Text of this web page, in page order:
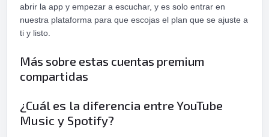
abrir la app y empezar a escuchar, y es solo entrar en
nuestra plataforma para que escojas el plan que se ajuste a
ti y listo.
Más sobre estas cuentas premium
compartidas
¿Cuál es la diferencia entre YouTube
Music y Spotify?